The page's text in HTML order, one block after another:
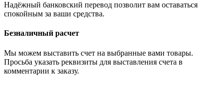
Надёжный банковский перевод позволит вам оставаться
спокойным за ваши средства.
Безналичный расчет
Мы можем выставить счет на выбранные вами товары.
Просьба указать реквизиты для выставления счета в
комментарии к заказу.